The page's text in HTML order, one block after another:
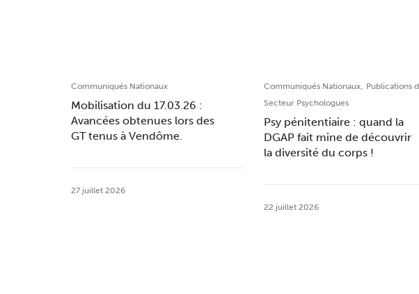
Communiqués Nationaux
Mobilisation du 17.03.26 :
Avancées obtenues lors des
GT tenus à Vendôme.
27 juillet 2026
Communiqués Nationaux, Publications
Secteur Psychologues
Psy pénitentiaire : quand la
DGAP fait mine de découvrir
la diversité du corps !
22 juillet 2026